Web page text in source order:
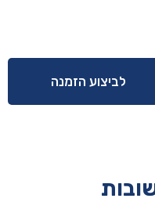
לביצוע הזמנה